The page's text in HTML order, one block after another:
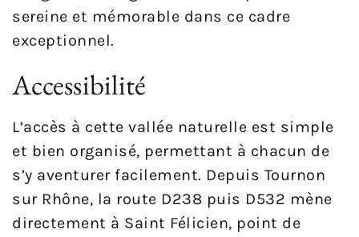
sereine et mémorable dans ce cadre
exceptionnel.
Accessibilité
L’accès à cette vallée naturelle est simple
et bien organisé, permettant à chacun de
s’y aventurer facilement. Depuis Tournon
sur Rhône, la route D238 puis D532 mène
directement à Saint Félicien, point de